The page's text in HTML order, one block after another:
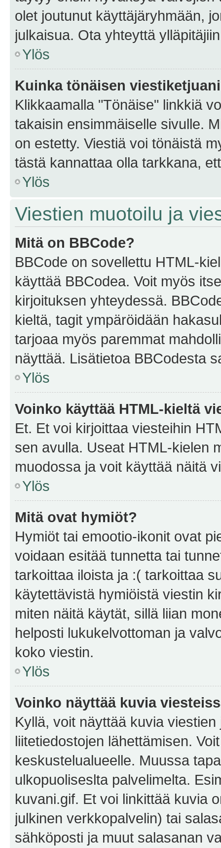
olet joutunut käyttäjäryhmään,
julkaisua. Ota yhteyttä
Ylös
Kuinka tönäisen
Klikkaamalla "Tönäise" linkkiä
takaisin ensimmäiselle sivulle.
on estetty. Viestiä voi tönäistä
tästä kannattaa olla tarkkana,
Ylös
Viestien muotoilu ja
Mitä on BBCode?
BBCode on sovellettu HTML-
käyttää BBCodea. Voit myös
kirjoituksen yhteydessä.
kieltä, tagit ympäröidään
tarjoaa myös paremmat
näyttää. Lisätietoa BBCodesta
Ylös
Voinko käyttää HTML-kieltä
Et. Et voi kirjoittaa viesteihin
sen avulla. Useat HTML-kielen
muodossa ja voit käyttää näitä
Ylös
Mitä ovat hymiöt?
Hymiöt tai emootio-ikonit ovat
voidaan esitää tunnetta tai
tarkoittaa iloista ja :( tarkoittaa
käytettävistä hymiöistä viestin
miten näitä käytät, sillä liian
helposti lukukelvottoman ja
koko viestin.
Ylös
Voinko näyttää kuvia
Kyllä, voit näyttää kuvia
liitetiedostojen lähettämisen.
keskustelualueelle. Muussa
ulkopuoliseslta palvelimelta.
kuvani.gif. Et voi linkittää kuvia
julkinen verkkopalvelin) tai
sähköposti ja muut salasanan